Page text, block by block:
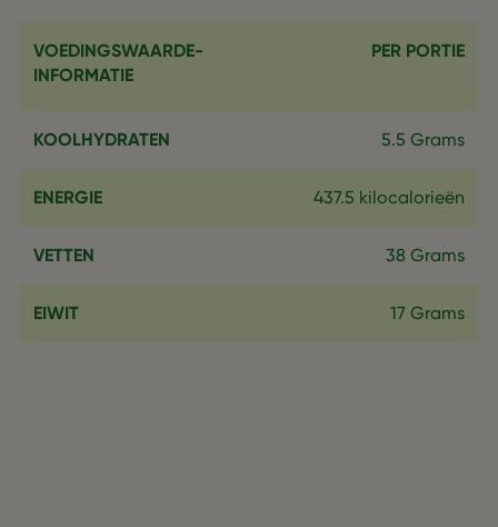
VOEDINGSWAARDE-
INFORMATIE
PER PORTIE
KOOLHYDRATEN 5.5 Grams
ENERGIE 437.5 kilocalorieën
VETTEN 38 Grams
EIWIT 17 Grams